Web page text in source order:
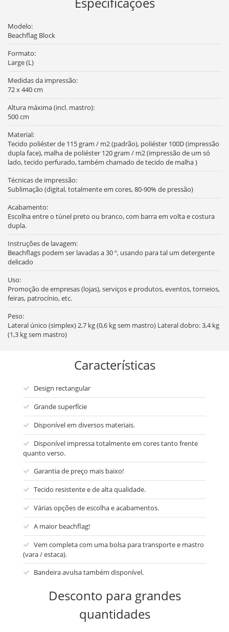
Modelo:
Beachflag Block
Formato:
Large (L)
Medidas da impressão:
72 x 440 cm
Altura máxima (incl. mastro):
500 cm
Material:
Tecido poliéster de 115 gram / m2 (padrão), poliéster 100D (impressão
dupla face), malha de poliéster 120 gram / m2 (impressão de um só
lado, tecido perfurado, também chamado de tecido de malha )
Técnicas de impressão:
Sublimação (digital, totalmente em cores, 80-90% de pressão)
Acabamento:
Escolha entre o túnel preto ou branco, com barra em volta e costura
dupla.
Instruções de lavagem:
Beachflags podem ser lavadas a 30 º, usando para tal um detergente
delicado
Uso:
Promoção de empresas (lojas), serviços e produtos, eventos, torneios,
feiras, patrocínio, etc.
Peso:
Lateral único (simplex) 2,7 kg (0,6 kg sem mastro) Lateral dobro: 3,4 kg
(1,3 kg sem mastro)
Características
Design rectangular
Grande superfície
Disponível em diversos materiais.
Disponível impressa totalmente em cores tanto frente
quanto verso.
Garantia de preço mais baixo!
Tecido resistente e de alta qualidade.
Várias opções de escolha e acabamentos.
A maior beachflag!
Vem completa com uma bolsa para transporte e mastro
(vara / estaca).
Bandeira avulsa também disponível.
Desconto para grandes
quantidades